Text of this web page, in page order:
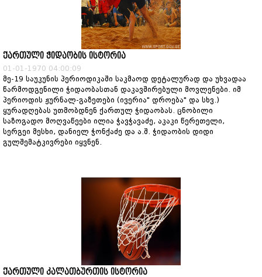
ქართული ჭიდაობის ისტორია
01-01-1970 04:00:09
მე-19 საუკუნის პერიოდიკაში საკმაოდ დეტალურად და უხვადაა
წარმოდგენილი ჭიდაობასთან დაკავშირებული მოვლენები. იმ
პერიოდის ჟურნალ-გაზეთები (ივერია" დროება" და სხვ.)
ყურადღებას უთმობდნენ ქართულ ჭიდაობას. ცნობილი
საზოგადო მოღვაწეები ილია ჭავჭავაძე, აკაკი წერეთელი,
სერგეი მესხი, დანიელ ჭონქაძე და ა.შ. ჭიდაობის დიდი
გულშემატკივრები იყვნენ.
ქართული კალათბურთის ისტორია